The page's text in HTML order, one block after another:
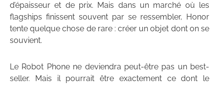
d’épaisseur et de prix. Mais dans un marché où les
flagships finissent souvent par se ressembler, Honor
tente quelque chose de rare : créer un objet dont on se
souvient.
Le Robot Phone ne deviendra peut-être pas un best-
seller. Mais il pourrait être exactement ce dont le